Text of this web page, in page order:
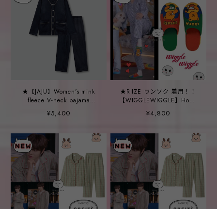
★【JAJU】Women's mink
fleece V-neck pajama
¥5,400
★RIIZE ウンソク 着用！！
【WIGGLEWIGGLE】Home
¥4,800